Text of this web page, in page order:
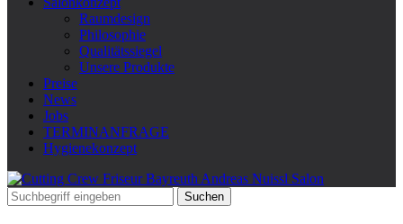
Raumdesign
Philosophie
Qualitätssiegel
Unsere Produkte
Preise
News
Jobs
TERMINANFRAGE
Hygienekonzept